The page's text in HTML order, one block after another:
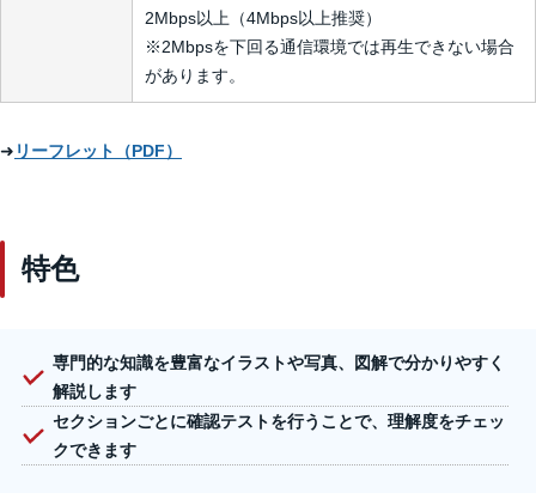
2Mbps以上（4Mbps以上推奨）
※2Mbpsを下回る通信環境では再生できない場合
があります。
➜ リーフレット（PDF）
特色
専門的な知識を豊富なイラストや写真、図解で分かりやすく
解説します
セクションごとに確認テストを行うことで、理解度をチェッ
クできます